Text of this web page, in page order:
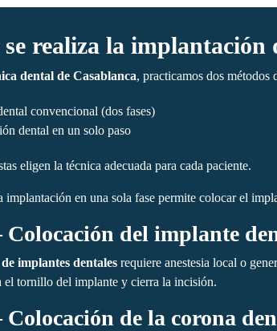
se realiza la implantación
dental de Casablanca, practicamos dos métodos
convencional (dos fases)
dental en un solo paso
eligen la técnica adecuada para cada paciente.
implantación en una sola fase permite colocar el
Colocación del implante
implantes dentales requiere anestesia local o
el tornillo del implante y cierra la incisión.
Colocación de la corona